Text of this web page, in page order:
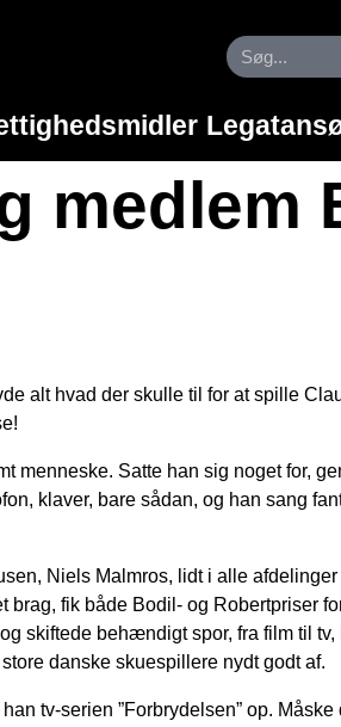
medlem
alt hvad der skulle til for at spille
menneske. Satte han sig noget for,
klaver, bare sådan, og han sang
Niels Malmros, lidt i alle
fik både Bodil- og Robertpriser
skiftede behændigt spor, fra film til
danske skuespillere nydt godt af.
tv-serien ”Forbrydelsen” op.